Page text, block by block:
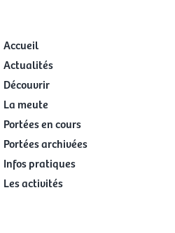
Accueil
Actualités
Découvrir
La meute
Portées en cours
Portées archivées
Infos pratiques
Les activités